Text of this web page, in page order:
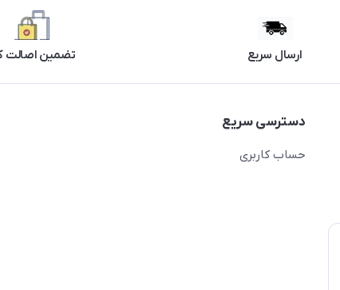
ارسال سریع تضمین اصالت
دسترسی سریع
حساب کاربری